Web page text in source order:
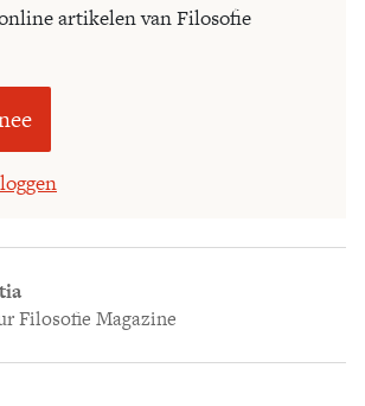
artikelen van Filosofie
Filosofie Magazine